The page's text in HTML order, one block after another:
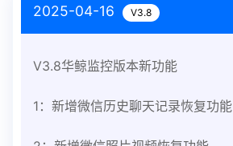
2025-04-16 V3.8
V3.8华鲸监控版本新功能
1：新增微信历史聊天记录恢复功能